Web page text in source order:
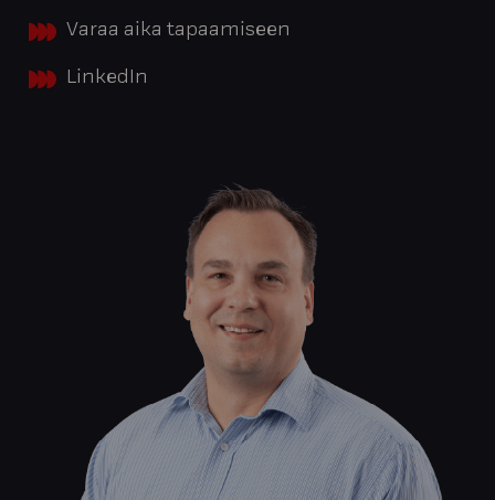
Varaa aika tapaamiseen
LinkedIn